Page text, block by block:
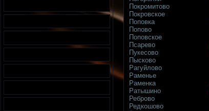
Покромитово
Покровское
Поповка
Попово
Поповское
Псарево
Пукесово
Пысково
Рагуйлово
Раменье
Раменка
Ратышино
Реброво
Редкошово